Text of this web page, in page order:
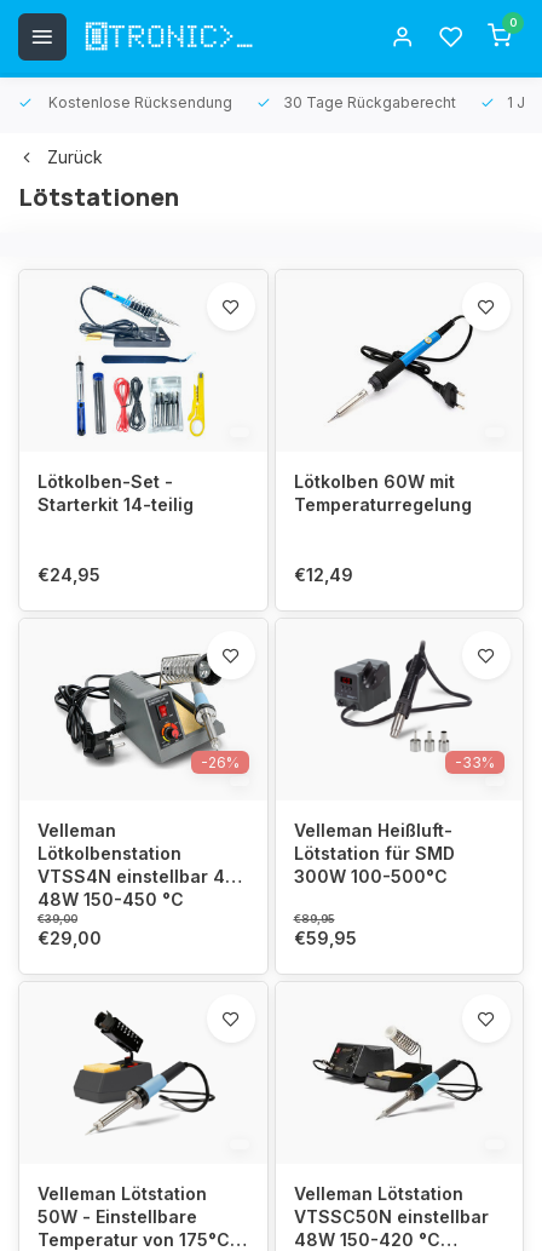
0
Kostenlose Rücksendung 30 Tage Rückgaberecht 1
Zurück
Lötstationen
Lötkolben-Set -
Starterkit 14-teilig
€24,95
Lötkolben 60W mit
Temperaturregelung
€12,49
-26%
Velleman
Lötkolbenstation
VTSS4N einstellbar 40-
48W 150-450 °C
€39,00
€29,00
-33%
Velleman Heißluft-
Lötstation für SMD
300W 100-500°C
€89,95
€59,95
Velleman Lötstation
50W - Einstellbare
Temperatur von 175°C
Velleman Lötstation
VTSSC50N einstellbar
48W 150-420 °C